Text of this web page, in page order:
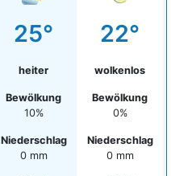
25°
heiter
Bewölkung
10%
Niederschlag
0 mm
22°
wolkenlos
Bewölkung
0%
Niederschlag
0 mm